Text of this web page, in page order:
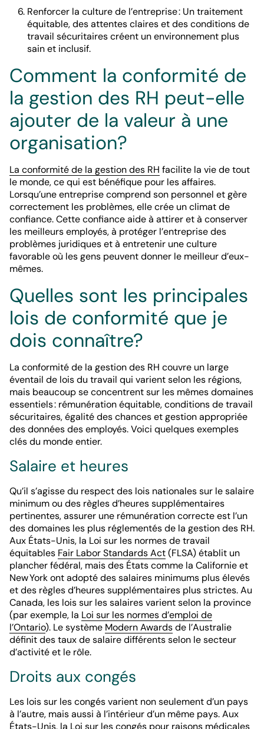
Renforcer la culture de l’entreprise : Un traitement
équitable, des attentes claires et des conditions de
travail sécuritaires créent un environnement plus
sain et inclusif.
Comment la conformité de
la gestion des RH peut-elle
ajouter de la valeur à une
organisation?
La conformité de la gestion des RH facilite la vie de tout
le monde, ce qui est bénéfique pour les affaires.
Lorsqu’une entreprise comprend son personnel et gère
correctement les problèmes, elle crée un climat de
confiance. Cette confiance aide à attirer et à conserver
les meilleurs employés, à protéger l’entreprise des
problèmes juridiques et à entretenir une culture
favorable où les gens peuvent donner le meilleur d’eux-
mêmes.
Quelles sont les principales
lois de conformité que je
dois connaître?
La conformité de la gestion des RH couvre un large
éventail de lois du travail qui varient selon les régions,
mais beaucoup se concentrent sur les mêmes domaines
essentiels : rémunération équitable, conditions de travail
sécuritaires, égalité des chances et gestion appropriée
des données des employés. Voici quelques exemples
clés du monde entier.
Salaire et heures
Qu’il s’agisse du respect des lois nationales sur le salaire
minimum ou des règles d’heures supplémentaires
pertinentes, assurer une rémunération correcte est l’un
des domaines les plus réglementés de la gestion des RH.
Aux États-Unis, la Loi sur les normes de travail
équitables Fair Labor Standards Act(FLSA) établit un
plancher fédéral, mais des États comme la Californie et
New York ont adopté des salaires minimums plus élevés
et des règles d’heures supplémentaires plus strictes. Au
Canada, les lois sur les salaires varient selon la province
(par exemple, la Loi sur les normes d’emploi de
l’Ontario). Le système Modern Awardsde l’Australie
définit des taux de salaire différents selon le secteur
d’activité et le rôle.
Droits aux congés
Les lois sur les congés varient non seulement d’un pays
à l’autre, mais aussi à l’intérieur d’un même pays. Aux
États-Unis, la Loi sur les congés pour raisons médicales